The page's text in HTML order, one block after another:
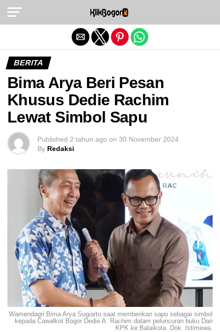
BERITA
Bima Arya Beri Pesan
Khusus Dedie Rachim
Lewat Simbol Sapu
Published 2 tahun ago on 30 November 2024
By Redaksi
Wamendagri Bima Arya Sugiarto saat memberikan sapu sebagai simbol
kepada Cawalkot Bogor Dedie A. Rachim dalam peluncuran buku Dari
KPK ke Balaikota. Dok. Istimewa.
Exit mobile version